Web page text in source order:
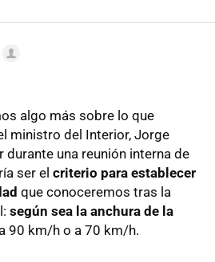
algo más sobre lo que
ministro del Interior, Jorge
durante una reunión interna de
ser el criterio para establecer
que conoceremos tras la
según sea la anchura de la
90 km/h o a 70 km/h.